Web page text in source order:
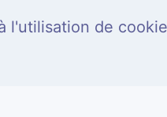
l'utilisation de